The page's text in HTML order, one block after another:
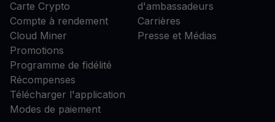
Carte Crypto
Compte à rendement
Cloud Miner
Promotions
Programme de fidélité
Récompenses
Télécharger l'application
Modes de paiement
d'ambassadeurs
Carrières
Presse et Médias